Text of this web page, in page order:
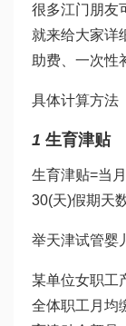
很多江门朋友
就来给大家详
助费、一次性
具体计算方法
1 生育津贴
生育津贴=当
30(天)假期天
举天津试管婴
某单位女职工
全体职工月均